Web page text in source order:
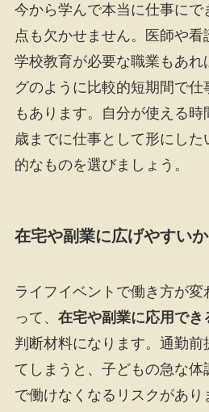
今から学んで本当に仕事にで
点も欠かせません。医師や
学校教育が必要な職業もあれ
グのように比較的短期間で
もあります。自分が使える
歳までに仕事として形にし
的なものを選びましょう。
在宅や副業に広げやすいか
ライフイベントで働き方が変
って、 在宅や副業に応用でき
判断材料になります。通勤前
てしまうと、子どもの急な体
で働けなくなるリスクがあり